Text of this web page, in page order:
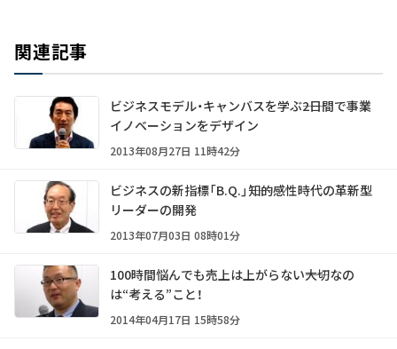
関連記事
ビジネスモデル・キャンバスを学ぶ――2日間で事業
イノベーションをデザイン
2013年08月27日 11時42分
ビジネスの新指標「B.Q.」――知的感性時代の革新型
リーダーの開発
2013年07月03日 08時01分
100時間悩んでも売上は上がらない――大切なの
は“考える”こと！
2014年04月17日 15時58分